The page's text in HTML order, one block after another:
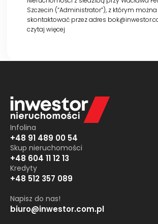
Szczecin (“Administrator”), z którym
skontaktować przez adres
czytaj więcej
Infolina
+48 91 489 00 54
Skup nieruchomości
+48 604 11 12 13
Kredyty
+48 512 357 089
Napisz do nas!
biuro@inwestor.com.pl